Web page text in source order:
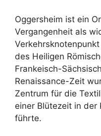
Oggersheim ist ein
Vergangenheit als
des Heiligen
Frankeisch-
Renaissance-Zeit
Zentrum für die
einer Blütezeit in der
führte.